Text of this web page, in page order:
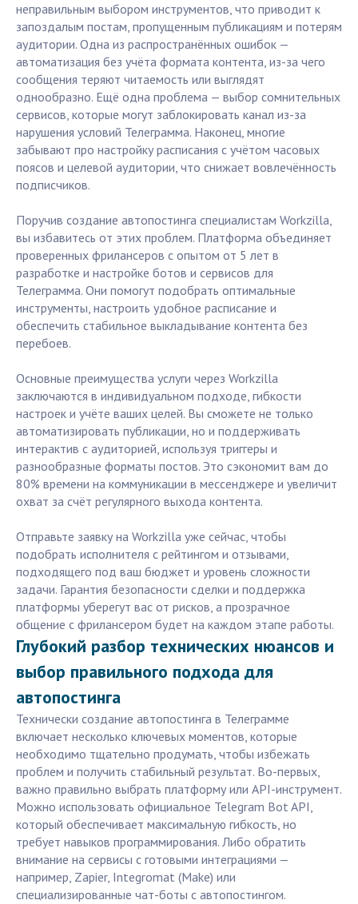
неправильным выбором инструментов, что приводит к
запоздалым постам, пропущенным публикациям и потерям
аудитории. Одна из распространённых ошибок —
автоматизация без учёта формата контента, из-за чего
сообщения теряют читаемость или выглядят
однообразно. Ещё одна проблема — выбор сомнительных
сервисов, которые могут заблокировать канал из-за
нарушения условий Телеграмма. Наконец, многие
забывают про настройку расписания с учётом часовых
поясов и целевой аудитории, что снижает вовлечённость
подписчиков.
Поручив создание автопостинга специалистам Workzilla,
вы избавитесь от этих проблем. Платформа объединяет
проверенных фрилансеров с опытом от 5 лет в
разработке и настройке ботов и сервисов для
Телеграмма. Они помогут подобрать оптимальные
инструменты, настроить удобное расписание и
обеспечить стабильное выкладывание контента без
перебоев.
Основные преимущества услуги через Workzilla
заключаются в индивидуальном подходе, гибкости
настроек и учёте ваших целей. Вы сможете не только
автоматизировать публикации, но и поддерживать
интерактив с аудиторией, используя триггеры и
разнообразные форматы постов. Это сэкономит вам до
80% времени на коммуникации в мессенджере и увеличит
охват за счёт регулярного выхода контента.
Отправьте заявку на Workzilla уже сейчас, чтобы
подобрать исполнителя с рейтингом и отзывами,
подходящего под ваш бюджет и уровень сложности
задачи. Гарантия безопасности сделки и поддержка
платформы уберегут вас от рисков, а прозрачное
общение с фрилансером будет на каждом этапе работы.
Глубокий разбор технических нюансов и
выбор правильного подхода для
автопостинга
Технически создание автопостинга в Телеграмме
включает несколько ключевых моментов, которые
необходимо тщательно продумать, чтобы избежать
проблем и получить стабильный результат. Во-первых,
важно правильно выбрать платформу или API-инструмент.
Можно использовать официальное Telegram Bot API,
который обеспечивает максимальную гибкость, но
требует навыков программирования. Либо обратить
внимание на сервисы с готовыми интеграциями —
например, Zapier, Integromat (Make) или
специализированные чат-боты с автопостингом.